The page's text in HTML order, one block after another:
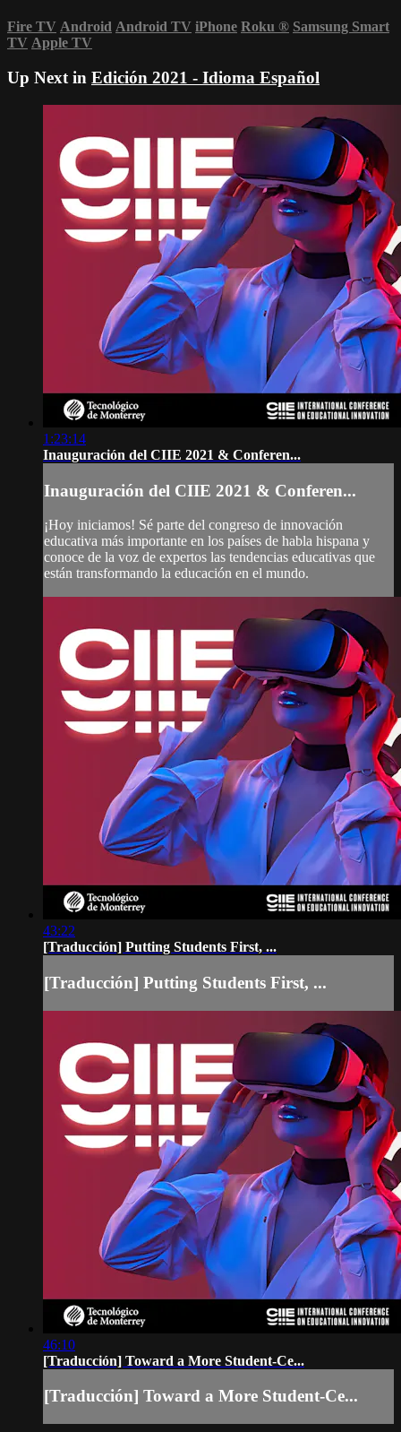
Fire TV Android Android TV iPhone Roku ® Samsung Smart
TV Apple TV
Up Next in Edición 2021 - Idioma Español
1:23:14
Inauguración del CIIE 2021 & Conferen...
Inauguración del CIIE 2021 & Conferen...
¡Hoy iniciamos! Sé parte del congreso de innovación
educativa más importante en los países de habla hispana y
conoce de la voz de expertos las tendencias educativas que
están transformando la educación en el mundo.
43:22
[Traducción] Putting Students First, ...
[Traducción] Putting Students First, ...
46:10
[Traducción] Toward a More Student-Ce...
[Traducción] Toward a More Student-Ce...